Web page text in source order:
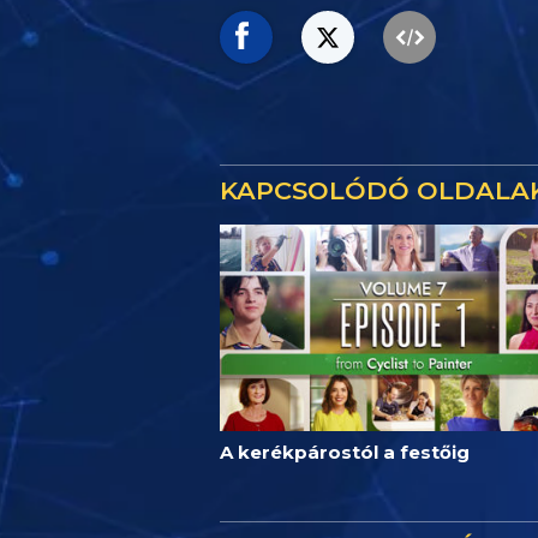
KAPCSOLÓDÓ
A kerékpárostól a festőig